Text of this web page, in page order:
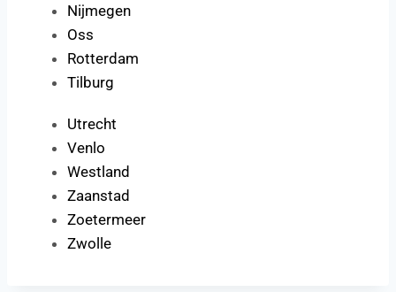
Nijmegen
Oss
Rotterdam
Tilburg
Utrecht
Venlo
Westland
Zaanstad
Zoetermeer
Zwolle